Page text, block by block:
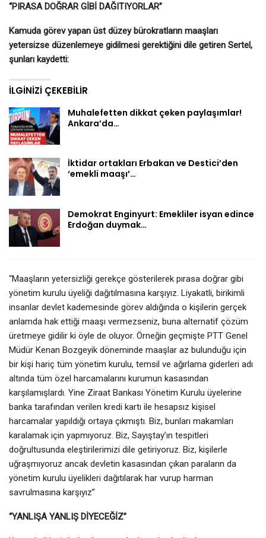
“PIRASA DOĞRAR GİBİ DAĞITIYORLAR”
Kamuda görev yapan üst düzey bürokratların maaşları
yetersizse düzenlemeye gidilmesi gerektiğini dile getiren Sertel,
şunları kaydetti:
İLGINIZI ÇEKEBILIR
Muhalefetten dikkat çeken paylaşımlar!
Ankara’da…
İktidar ortakları Erbakan ve Destici’den
‘emekli maaşı’…
Demokrat Enginyurt: Emekliler isyan edince
Erdoğan duymak…
“Maaşların yetersizliği gerekçe gösterilerek pırasa doğrar gibi
yönetim kurulu üyeliği dağıtılmasına karşıyız. Liyakatli, birikimli
insanlar devlet kademesinde görev aldığında o kişilerin gerçek
anlamda hak ettiği maaşı vermezseniz, buna alternatif çözüm
üretmeye gidilir ki öyle de oluyor. Örneğin geçmişte PTT Genel
Müdür Kenan Bozgeyik döneminde maaşlar az bulunduğu için
bir kişi hariç tüm yönetim kurulu, temsil ve ağırlama giderleri adı
altında tüm özel harcamalarını kurumun kasasından
karşılamışlardı. Yine Ziraat Bankası Yönetim Kurulu üyelerine
banka tarafından verilen kredi kartı ile hesapsız kişisel
harcamalar yapıldığı ortaya çıkmıştı. Biz, bunları makamları
karalamak için yapmıyoruz. Biz, Sayıştay’ın tespitleri
doğrultusunda eleştirilerimizi dile getiriyoruz. Biz, kişilerle
uğraşmıyoruz ancak devletin kasasından çıkan paraların da
yönetim kurulu üyelikleri dağıtılarak har vurup harman
savrulmasına karşıyız”
“YANLIŞA YANLIŞ DİYECEĞİZ”